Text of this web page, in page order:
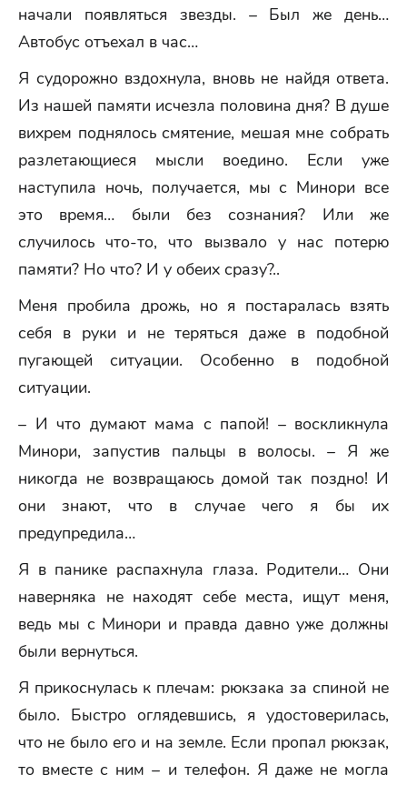
начали появляться звезды. – Был же день…
Автобус отъехал в час…
Я судорожно вздохнула, вновь не найдя ответа.
Из нашей памяти исчезла половина дня? В душе
вихрем поднялось смятение, мешая мне собрать
разлетающиеся мысли воедино. Если уже
наступила ночь, получается, мы с Минори все
это время… были без сознания? Или же
случилось что-то, что вызвало у нас потерю
памяти? Но что? И у обеих сразу?..
Меня пробила дрожь, но я постаралась взять
себя в руки и не теряться даже в подобной
пугающей ситуации. Особенно в подобной
ситуации.
– И что думают мама с папой! – воскликнула
Минори, запустив пальцы в волосы. – Я же
никогда не возвращаюсь домой так поздно! И
они знают, что в случае чего я бы их
предупредила…
Я в панике распахнула глаза. Родители… Они
наверняка не находят себе места, ищут меня,
ведь мы с Минори и правда давно уже должны
были вернуться.
Я прикоснулась к плечам: рюкзака за спиной не
было. Быстро оглядевшись, я удостоверилась,
что не было его и на земле. Если пропал рюкзак,
то вместе с ним – и телефон. Я даже не могла